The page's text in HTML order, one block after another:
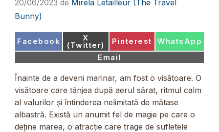
20/06/2023 de Mirela Letailleur (The Travel
Bunny)
Share
Facebook Share
on
X
(Twitter) Share
Pinterest Share
WhatsApp
Share
on
Email
Înainte de a deveni marinar, am fost o visătoare. O
visătoare care tânjea după aerul sărat, ritmul calm
al valurilor și întinderea nelimitată de mătase
albastră. Există un anumit fel de magie pe care o
deține marea, o atracție care trage de sufletele